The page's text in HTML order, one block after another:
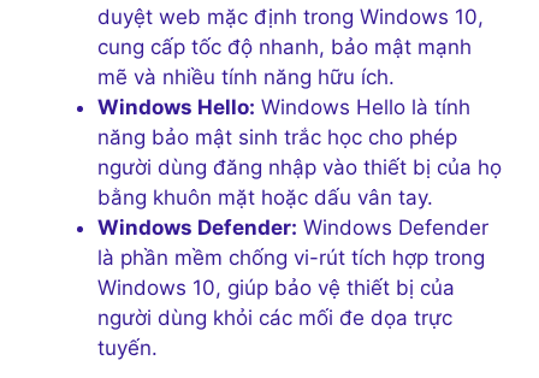
duyệt web mặc định trong Windows 10,
cung cấp tốc độ nhanh, bảo mật mạnh
mẽ và nhiều tính năng hữu ích.
Windows Hello: Windows Hello là tính
năng bảo mật sinh trắc học cho phép
người dùng đăng nhập vào thiết bị của họ
bằng khuôn mặt hoặc dấu vân tay.
Windows Defender: Windows Defender
là phần mềm chống vi-rút tích hợp trong
Windows 10, giúp bảo vệ thiết bị của
người dùng khỏi các mối đe dọa trực
tuyến.